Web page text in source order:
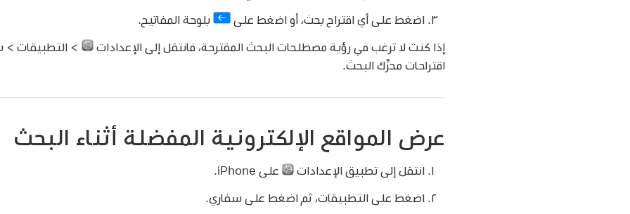
اضغط على أي اقتراح بحث، أو اضغط على بلوحة المفاتيح.
إذا كنت لا ترغب في رؤية مصطلحات البحث المقترحة، فانتقل إلى الإعدادات
> التطبيقات >
اقتراحات محرِّك البحث.
عرض المواقع الإلكترونية المفضلة أثناء البحث
انتقل إلى تطبيق الإعدادات على iPhone.
اضغط على التطبيقات، ثم اضغط على سفاري.